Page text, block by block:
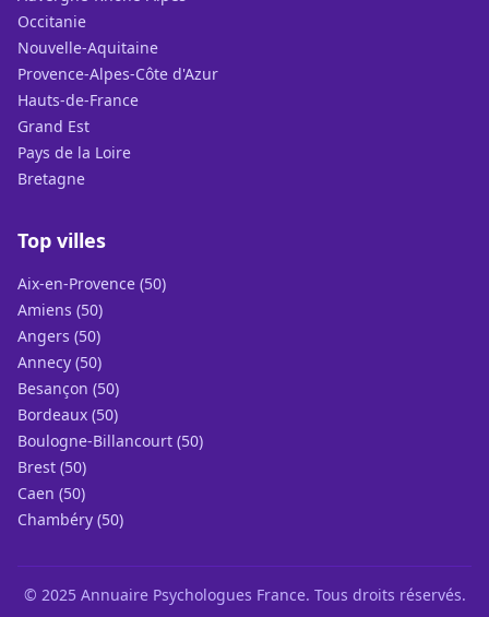
Occitanie
Nouvelle-Aquitaine
Provence-Alpes-Côte d'Azur
Hauts-de-France
Grand Est
Pays de la Loire
Bretagne
Top villes
Aix-en-Provence (50)
Amiens (50)
Angers (50)
Annecy (50)
Besançon (50)
Bordeaux (50)
Boulogne-Billancourt (50)
Brest (50)
Caen (50)
Chambéry (50)
© 2025 Annuaire Psychologues France. Tous droits réservés.